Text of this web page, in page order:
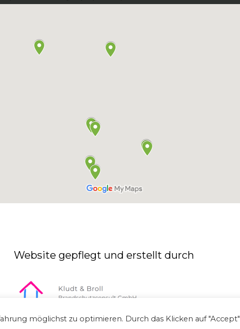
Website gepflegt und erstellt durch
möglichst zu optimieren. Durch das Klicken auf "Accept"